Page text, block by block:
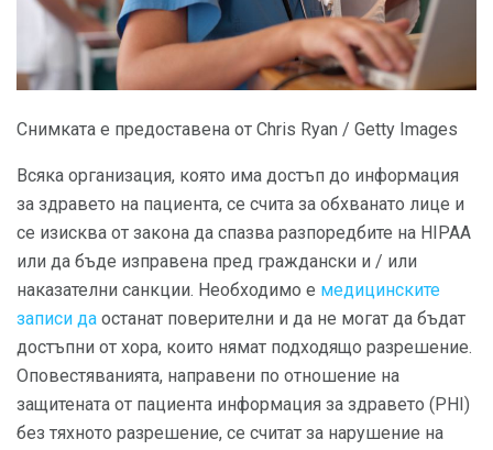
Снимката е предоставена от Chris Ryan / Getty Images
Всяка организация, която има достъп до информация
за здравето на пациента, се счита за обхванато лице и
се изисква от закона да спазва разпоредбите на HIPAA
или да бъде изправена пред граждански и / или
наказателни санкции. Необходимо е медицинските
записи да останат поверителни и да не могат да бъдат
достъпни от хора, които нямат подходящо разрешение.
Оповестяванията, направени по отношение на
защитената от пациента информация за здравето (PHI)
без тяхното разрешение, се считат за нарушение на